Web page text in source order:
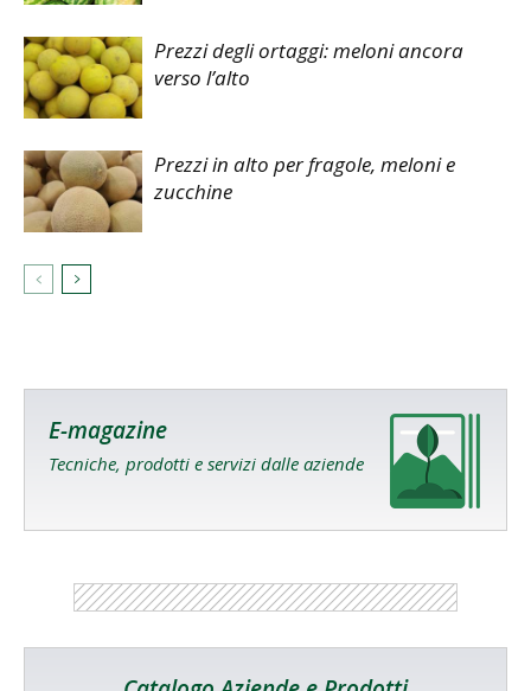
Prezzi degli ortaggi: meloni ancora
verso l’alto
Prezzi in alto per fragole, meloni e
zucchine
E-magazine
Tecniche, prodotti e servizi dalle aziende